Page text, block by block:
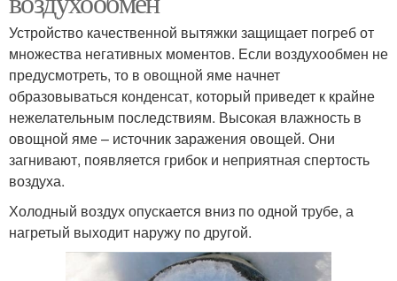
Устройство качественной вытяжки защищает погреб от
множества негативных моментов. Если воздухообмен не
предусмотреть, то в овощной яме начнет
образовываться конденсат, который приведет к крайне
нежелательным последствиям. Высокая влажность в
овощной яме – источник заражения овощей. Они
загнивают, появляется грибок и неприятная спертость
воздуха.
Холодный воздух опускается вниз по одной трубе, а
нагретый выходит наружу по другой.